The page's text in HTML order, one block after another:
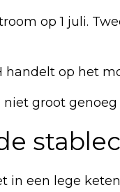
op 1 juli.
op het
groot
in een lege